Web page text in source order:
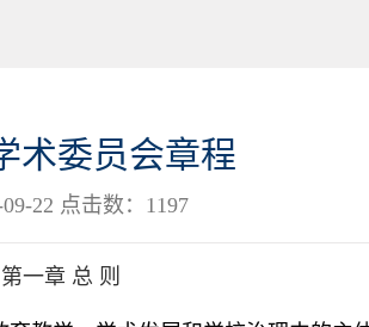
术委员会章程
22 点击数： 1197
第一章 总 则